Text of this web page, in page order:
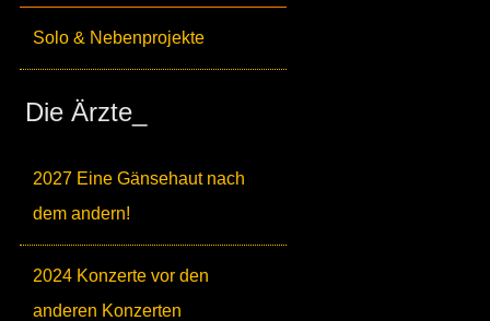
Solo & Nebenprojekte
Die Ärzte_
2027 Eine Gänsehaut nach
dem andern!
2024 Konzerte vor den
anderen Konzerten